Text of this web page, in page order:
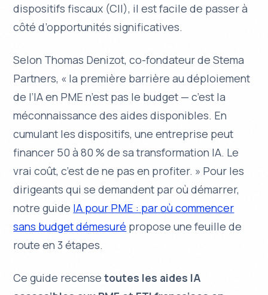
dispositifs fiscaux (CII), il est facile de passer à
côté d’opportunités significatives.
Selon Thomas Denizot, co-fondateur de Stema
Partners, « la première barrière au déploiement
de l’IA en PME n’est pas le budget — c’est la
méconnaissance des aides disponibles. En
cumulant les dispositifs, une entreprise peut
financer 50 à 80 % de sa transformation IA. Le
vrai coût, c’est de ne pas en profiter. » Pour les
dirigeants qui se demandent par où démarrer,
notre guide IA pour PME : par où commencer
sans budget démesuré propose une feuille de
route en 3 étapes.
Ce guide recensetoutes les aides IA